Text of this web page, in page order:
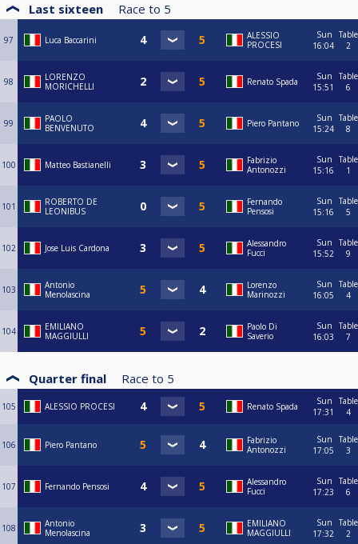
Last sixteen Race to 5
97 Luca Baccarini
ALESSIO
PROCESI
Sun
16:04
Table
2
98
LORENZO
MORICHELLI
Renato Spada
Sun
15:51
Table
6
99
PAOLO
BENVENUTO
Piero Pantano
Sun
15:24
Table
8
100 Matteo Bastianelli
Fabrizio
Antonozzi
Sun
15:16
Table
1
101
ROBERTO DE
LEONIBUS
Fernando
Pensosi
Sun
15:16
Table
5
102 Jose Luis Cardona
Alessandro
Fucci
Sun
15:52
Table
9
103
Antonio
Menolascina
Lorenzo
Marinozzi
Sun
16:05
Table
4
104
EMILIANO
MAGGIULLI
Paolo Di
Saverio
Sun
16:03
Table
7
Quarter final Race to 5
105 ALESSIO PROCESI Renato Spada
Sun
17:31
Table
4
106 Piero Pantano
Fabrizio
Antonozzi
Sun
17:05
Table
3
107 Fernando Pensosi
Alessandro
Fucci
Sun
17:23
Table
6
108
Antonio
Menolascina
EMILIANO
MAGGIULLI
Sun
17:32
Table
2